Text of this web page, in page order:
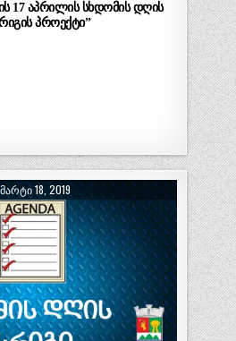
17 აპრილის სხდომის დღის
პროექტი”
ᲛᲐᲠᲢᲘ 18, 2019